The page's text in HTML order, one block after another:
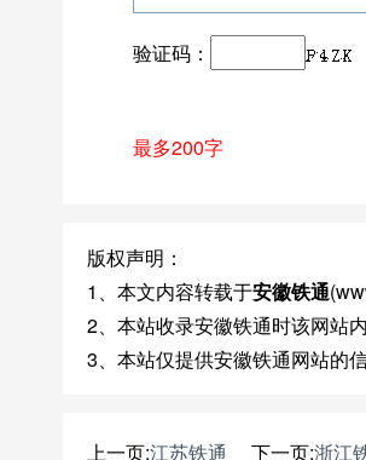
验证码：
最多200字
版权声明：
1、本文内容转载于安徽铁通
2、本站收录安徽铁通时该网站
3、本站仅提供安徽铁通网站的
上一页:江苏铁通 下一页:浙江